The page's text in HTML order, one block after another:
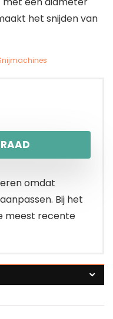
het snijden van
omdat
Bij het
meest recente